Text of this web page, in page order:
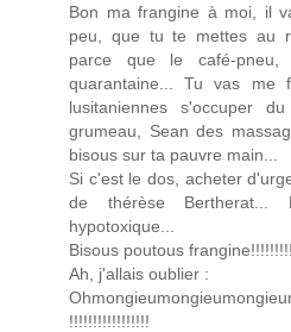
Bon ma frangine à moi, il
peu, que tu te mettes au
parce que le café-
quarantaine... Tu vas me
lusitaniennes s'occuper
grumeau, Sean des
bisous sur ta pauvre main...
Si c'est le dos, acheter
de thérèse
hypotoxique...
Bisous poutous frangine!!!!!!!!!
Ah, j'allais oublier :
!!!!!!!!!!!!!!!!!